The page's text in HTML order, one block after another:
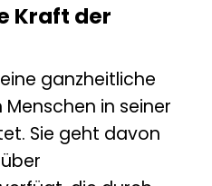
Kraft der
ganzheitliche
in seiner
Sie geht davon